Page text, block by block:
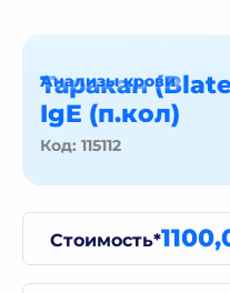
Таракан
IgE (п.кол)
Код: 115112
Анализы крови
Стоимость*